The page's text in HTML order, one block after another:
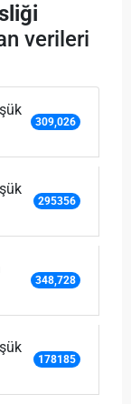
verileri
309,026
295356
348,728
178185